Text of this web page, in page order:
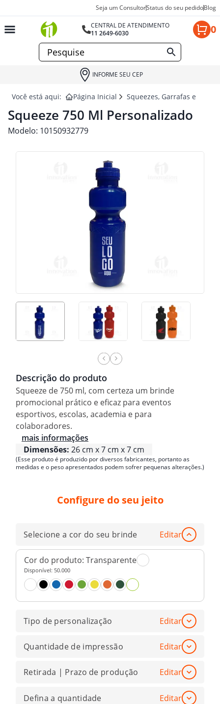
Seja um ConsultorStatus do seu pedidoBlog
CENTRAL DE ATENDIMENTO
11 2649-6030
0
INFORME SEU CEP
Você está aqui: Página Inicial Squeezes, Garrafas e
Squeeze 750 Ml Personalizado
Modelo: 10150932779
Descrição do produto
Squeeze de 750 ml, com certeza um brinde
promocional prático e eficaz para eventos
esportivos, escolas, academia e para
colaboradores.
mais informações
Dimensões: 26 cm x 7 cm x 7 cm
(Esse produto é produzido por diversos fabricantes, portanto as
medidas e o peso apresentados podem sofrer pequenas alterações.)
Configure do seu jeito
Selecione a cor do seu brinde Editar
Cor do produto: Transparente
Disponível: 50.000
Tipo de personalização Editar
Quantidade de impressão Editar
Retirada | Prazo de produção Editar
Defina a quantidade Editar